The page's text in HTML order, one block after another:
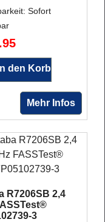
: Sofort
In den Korb
Mehr Infos
R7206SB 2,4
3